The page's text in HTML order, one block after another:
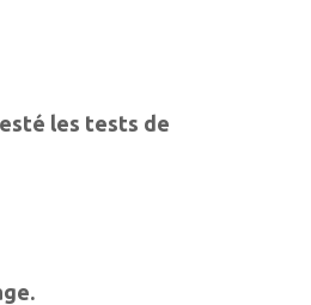
les tests de